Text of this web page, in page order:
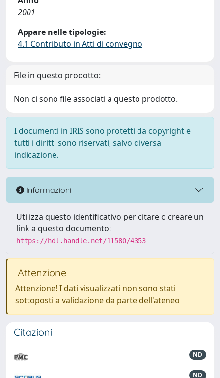
2001
Appare nelle tipologie:
4.1 Contributo in Atti di convegno
File in questo prodotto:
Non ci sono file associati a questo prodotto.
I documenti in IRIS sono protetti da copyright e
tutti i diritti sono riservati, salvo diversa
indicazione.
Informazioni
Utilizza questo identificativo per citare o creare un
link a questo documento:
https://hdl.handle.net/11580/4353
Attenzione
Attenzione! I dati visualizzati non sono stati
sottoposti a validazione da parte dell'ateneo
Citazioni
ND
ND